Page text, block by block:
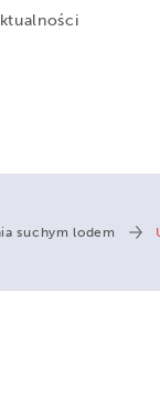
suchym lodem